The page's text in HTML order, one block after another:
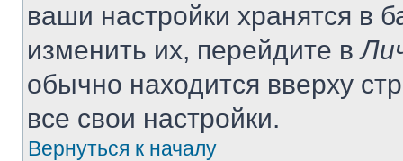
ваши настройки хранятся в
изменить их, перейдите в
обычно находится вверху
все свои настройки.
Вернуться к началу